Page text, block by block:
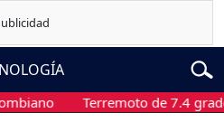
Terremoto de 7.4 grados